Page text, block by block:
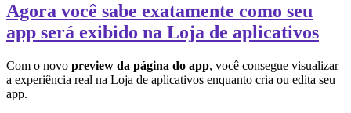
Agora você sabe exatamente como seu
app será exibido na Loja de aplicativos
Com o novo preview da página do app, você consegue visualizar
a experiência real na Loja de aplicativos enquanto cria ou edita seu
app.